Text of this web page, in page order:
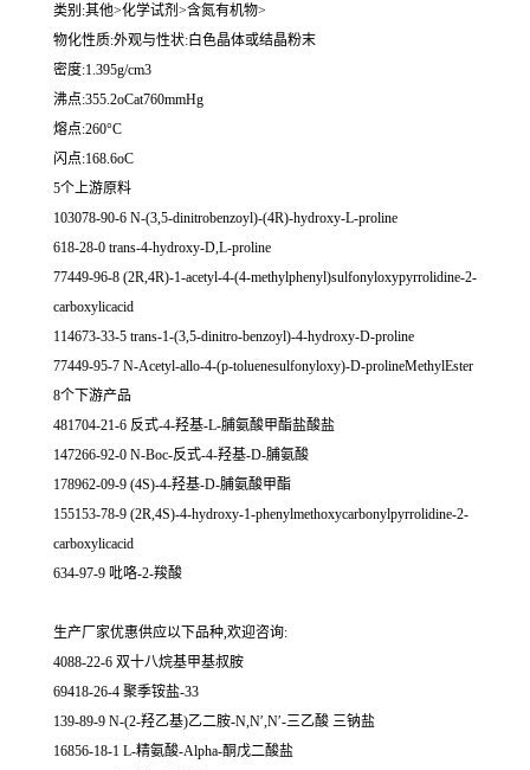
类别:其他>化学试剂>含氮有机物>
物化性质:外观与性状:白色晶体或结晶粉末
密度:1.395g/cm3
沸点:355.2oCat760mmHg
熔点:260°C
闪点:168.6oC
5个上游原料
103078-90-6 N-(3,5-dinitrobenzoyl)-(4R)-hydroxy-L-proline
618-28-0 trans-4-hydroxy-D,L-proline
77449-96-8 (2R,4R)-1-acetyl-4-(4-methylphenyl)sulfonyloxypyrrolidine-2-
carboxylicacid
114673-33-5 trans-1-(3,5-dinitro-benzoyl)-4-hydroxy-D-proline
77449-95-7 N-Acetyl-allo-4-(p-toluenesulfonyloxy)-D-prolineMethylEster
8个下游产品
481704-21-6 反式-4-羟基-L-脯氨酸甲酯盐酸盐
147266-92-0 N-Boc-反式-4-羟基-D-脯氨酸
178962-09-9 (4S)-4-羟基-D-脯氨酸甲酯
155153-78-9 (2R,4S)-4-hydroxy-1-phenylmethoxycarbonylpyrrolidine-2-
carboxylicacid
634-97-9 吡咯-2-羧酸
生产厂家优惠供应以下品种,欢迎咨询:
4088-22-6 双十八烷基甲基叔胺
69418-26-4 聚季铵盐-33
139-89-9 N-(2-羟乙基)乙二胺-N,N′,N′-三乙酸 三钠盐
16856-18-1 L-精氨酸-Alpha-酮戊二酸盐